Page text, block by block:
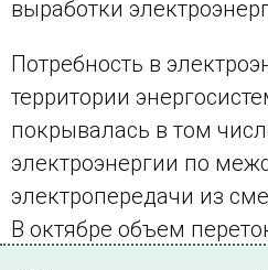
выработки
Потребность в
территории
покрывалась в том
электроэнергии по
электропередачи из
В октябре объем